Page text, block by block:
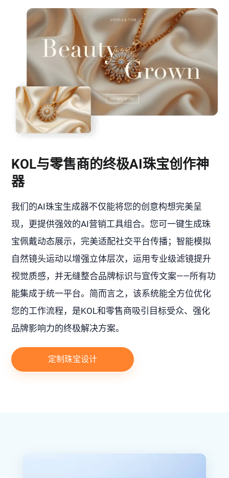
KOL与零售商的终极AI珠宝创作神
器
我们的AI珠宝生成器不仅能将您的创意构想完美呈
现，更提供强效的AI营销工具组合。您可一键生成珠
宝佩戴动态展示，完美适配社交平台传播；智能模拟
自然镜头运动以增强立体层次，运用专业级滤镜提升
视觉质感，并无缝整合品牌标识与宣传文案——所有功
能集成于统一平台。简而言之，该系统能全方位优化
您的工作流程，是KOL和零售商吸引目标受众、强化
品牌影响力的终极解决方案。
定制珠宝设计